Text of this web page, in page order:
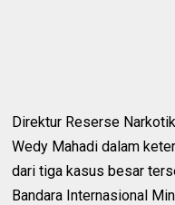
Direktur Reserse
Wedy Mahadi dalam
dari tiga kasus besar
Bandara Internasional